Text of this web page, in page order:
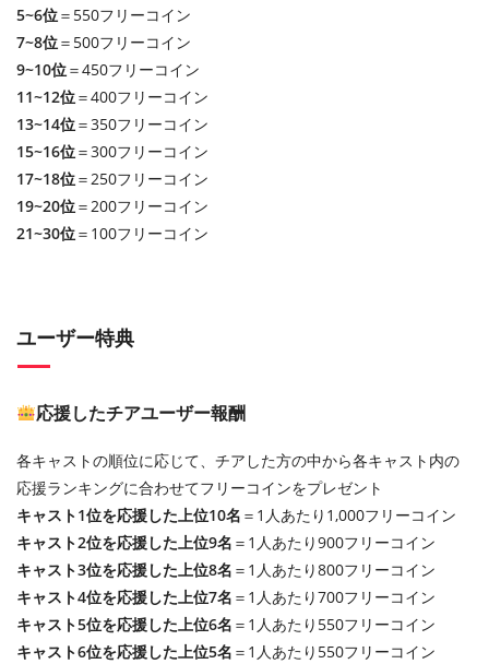
5~6位＝550フリーコイン
7~8位＝500フリーコイン
9~10位＝450フリーコイン
11~12位＝400フリーコイン
13~14位＝350フリーコイン
15~16位＝300フリーコイン
17~18位＝250フリーコイン
19~20位＝200フリーコイン
21~30位＝100フリーコイン
ユーザー特典
応援したチアユーザー報酬
各キャストの順位に応じて、チアした方の中から各キャスト内の
応援ランキングに合わせてフリーコインをプレゼント
キャスト1位を応援した上位10名 ＝1人あたり1,000フリーコイン
キャスト2位を応援した上位9名 ＝1人あたり900フリーコイン
キャスト3位を応援した上位8名 ＝1人あたり800フリーコイン
キャスト4位を応援した上位7名 ＝1人あたり700フリーコイン
キャスト5位を応援した上位6名 ＝1人あたり550フリーコイン
キャスト6位を応援した上位5名 ＝1人あたり550フリーコイン